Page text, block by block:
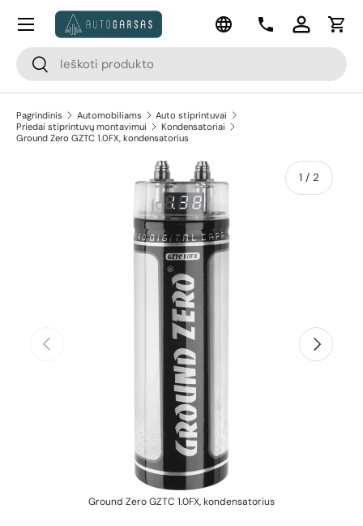
Pereiti prie turinio
Paieška
Paieška
Kalba
KontaktaiPrisijungti
Meniu
Pagrindinis Automobiliams
Auto stiprintuvai
Priedai stiprintuvų montavimui
Kondensatoriai
Ground Zero GZTC 1.0FX, kondensatorius
Pereiti prie prekės informacijos
Ground Zero GZTC 1.0FX, kondensatorius
Ankstesnis
1 / apie
2
Kitas